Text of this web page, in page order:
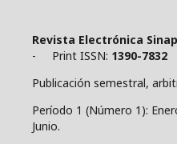
Revista Electrónica
- Print ISSN: 1390-7832
Publicación semestral,
Período 1 (Número 1):
Junio.